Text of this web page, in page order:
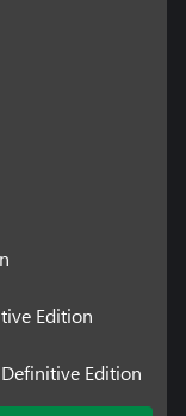
Edition
Edition